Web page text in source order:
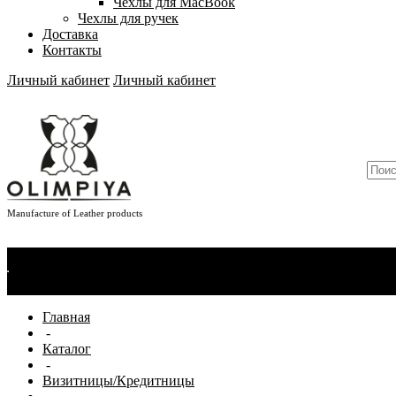
Чехлы для ручек
Доставка
Контакты
Личный кабинет Личный кабинет
Manufacture of Leather products
Главная
-
Каталог
-
Визитницы/Кредитницы